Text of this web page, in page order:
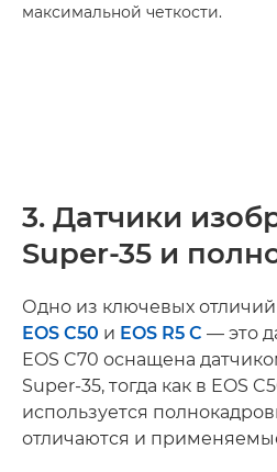
максимальной четкости.
3. Датчики
Super-35 и
Одно из ключевых отличий
EOS C50 и EOS R5 C — это
EOS C70 оснащена
Super-35, тогда как в EOS
используется
отличаются и